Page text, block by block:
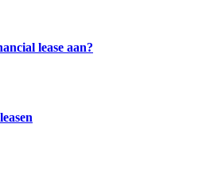
lease aan?